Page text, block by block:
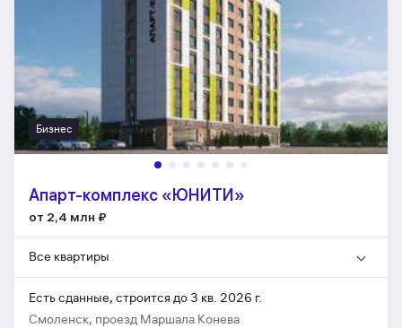
Бизнес
Апарт-комплекс «ЮНИТИ»
от 2,4 млн ₽
Все квартиры
Есть сданные, строится до 3 кв. 2026 г.
Смоленск, проезд Маршала Конева